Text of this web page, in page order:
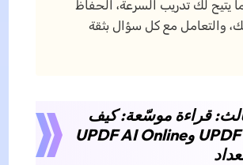
يتيح لك تدريب السرعة، الحفاظ
والتعامل مع كل سؤال بثقة
قراءة موسّعة: كيف
يساعدك UPDF وUPDF AI Online